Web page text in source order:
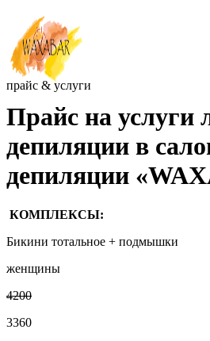
прайс & услуги
Прайс на услуги
депиляции в
депиляции
КОМПЛЕКСЫ:
Бикини тотальное + подмышки
женщины
4200
3360